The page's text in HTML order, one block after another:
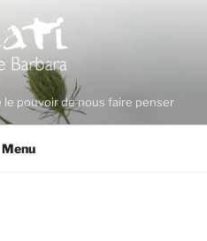
le pouvoir de nous faire penser
Menu